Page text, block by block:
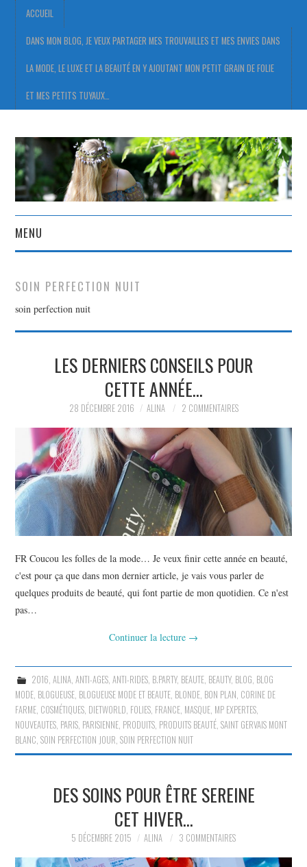
ACCUEIL
DANS MON BLOG, JE VEUX PARTAGER MES TROUVAILLES ET MES ENVIES DANS
LA MODE, LE LUXE ET LA BEAUTÉ EN Y AJOUTANT MON PETIT GRAIN DE FOLIE
ET MES PETITS TUYAUX…
MENU
DANS MON BLOG, JE VEUX
PARTAGER MES
TROUVAILLES ET MES
ENVIES DANS LA MODE, LE
LUXE ET LA BEAUTÉ EN Y
AJOUTANT MON PETIT
GRAIN DE FOLIE ET MES
PETITS TUYAUX…
SOIN PERFECTION NUIT
soin perfection nuit
LES DERNIERS CONSEILS POUR
CETTE ANNÉE…
28 DÉCEMBRE 2016 ALINA 2 COMMENTAIRES
FR Coucou les folles de la mode… Je veux finir cette année en beauté,
c'est pour ça que dans mon dernier article, je vais vous parler de
quelques produits de beauté, qui font partie de mon quotidien. Ce n'est
pas…
Continuer la lecture →
2016 ALINA, ANTI-AGES, ANTI-RIDES, B.PARTY, BEAUTE, BEAUTY, BLOG BLOG
MODE BLOGUEUSE BLOGUEUSE MODE ET BEAUTE BLONDE BON PLAN CORINE DE
FARME COSMÉTIQUES DIETWORLD FOLIES FRANCE MASQUE MP EXPERTES
NOUVEAUTES PARIS PARISIENNE PRODUITS PRODUITS BEAUTÉ ,SAINT GERVAIS MONT
BLANC ,SOIN PERFECTION JOUR ,SOIN PERFECTION NUIT
DES SOINS POUR ÊTRE SEREINE
CET HIVER…
5 DÉCEMBRE 2015 ALINA 3 COMMENTAIRES